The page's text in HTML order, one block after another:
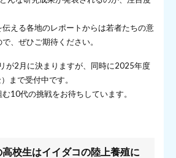
える各地のレポートからは若者たちの意
、ぜひご期待ください。
が2月に決まりますが、同時に2025年度
まで受付中です。
10代の挑戦をお待ちしています。
校生はイイダコの陸上養殖に